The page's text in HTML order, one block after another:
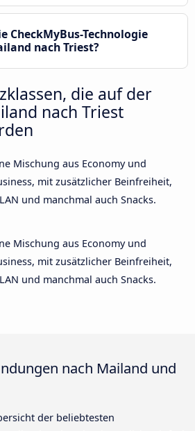
CheckMyBus-Technologie
nach Triest?
die auf der
nach Triest
Mischung aus Economy und
mit zusätzlicher Beinfreiheit,
und manchmal auch Snacks.
Mischung aus Economy und
mit zusätzlicher Beinfreiheit,
und manchmal auch Snacks.
nach Mailand und
der beliebtesten